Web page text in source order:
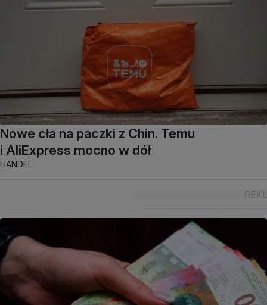
Nowe cła na paczki z Chin. Temu
i AliExpress mocno w dół
HANDEL